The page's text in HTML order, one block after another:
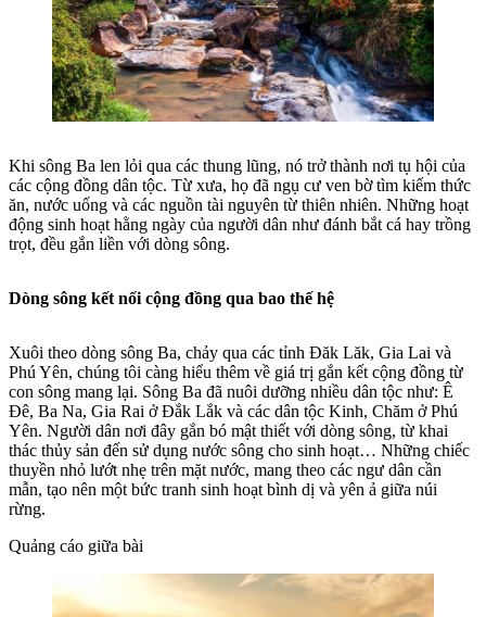
Khi sông Ba len lỏi qua các thung lũng, nó trở thành nơi tụ hội của
các cộng đồng dân tộc. Từ xưa, họ đã ngụ cư ven bờ tìm kiếm thức
ăn, nước uống và các nguồn tài nguyên từ thiên nhiên. Những hoạt
động sinh hoạt hằng ngày của người dân như đánh bắt cá hay trồng
trọt, đều gắn liền với dòng sông.
Dòng sông kết nối cộng đồng qua bao thế hệ
Xuôi theo dòng sông Ba, chảy qua các tỉnh Đăk Lăk, Gia Lai và
Phú Yên, chúng tôi càng hiểu thêm về giá trị gắn kết cộng đồng từ
con sông mang lại. Sông Ba đã nuôi dưỡng nhiều dân tộc như: Ê
Đê, Ba Na, Gia Rai ở Đắk Lắk và các dân tộc Kinh, Chăm ở Phú
Yên. Người dân nơi đây gắn bó mật thiết với dòng sông, từ khai
thác thủy sản đến sử dụng nước sông cho sinh hoạt… Những chiếc
thuyền nhỏ lướt nhẹ trên mặt nước, mang theo các ngư dân cần
mẫn, tạo nên một bức tranh sinh hoạt bình dị và yên ả giữa núi
rừng.
Quảng cáo giữa bài